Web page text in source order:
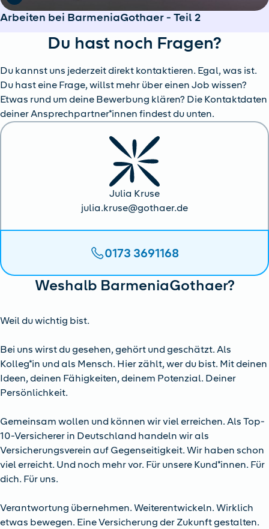
Arbeiten bei BarmeniaGothaer - Teil 2
Du hast noch Fragen?
Du kannst uns jederzeit direkt kontaktieren. Egal, was ist.
Du hast eine Frage, willst mehr über einen Job wissen?
Etwas rund um deine Bewerbung klären? Die Kontaktdaten
deiner Ansprechpartner*innen findest du unten.
Julia Kruse
julia.kruse@gothaer.de
0173 3691168
Weshalb BarmeniaGothaer?
Weil du wichtig bist.
Bei uns wirst du gesehen, gehört und geschätzt. Als
Kolleg*in und als Mensch. Hier zählt, wer du bist. Mit deinen
Ideen, deinen Fähigkeiten, deinem Potenzial. Deiner
Persönlichkeit.
Gemeinsam wollen und können wir viel erreichen. Als Top-
10-Versicherer in Deutschland handeln wir als
Versicherungsverein auf Gegenseitigkeit. Wir haben schon
viel erreicht. Und noch mehr vor. Für unsere Kund*innen. Für
dich. Für uns.
Verantwortung übernehmen. Weiterentwickeln. Wirklich
etwas bewegen. Eine Versicherung der Zukunft gestalten.